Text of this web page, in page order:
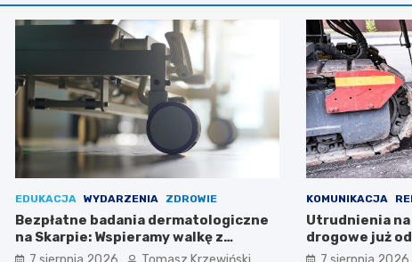
EDUKACJA WYDARZENIA ZDROWIE
Bezpłatne badania dermatologiczne
na Skarpie: Wspieramy walkę z
łuszczycą!
KOMUNIKACJA
Utrudnienia na
drogowe już